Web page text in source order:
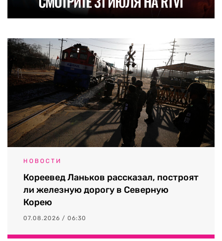
НОВОСТИ
Кореевед Ланьков рассказал, построят
ли железную дорогу в Северную
Корею
07.08.2026 / 06:30